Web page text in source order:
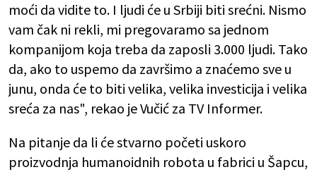
moći da vidite to. I ljudi će u Srbiji biti srećni. Nismo
vam čak ni rekli, mi pregovaramo sa jednom
kompanijom koja treba da zaposli 3.000 ljudi. Tako
da, ako to uspemo da završimo a znaćemo sve u
junu, onda će to biti velika, velika investicija i velika
sreća za nas", rekao je Vučić za TV Informer.
Na pitanje da li će stvarno početi uskoro
proizvodnja humanoidnih robota u fabrici u Šapcu,